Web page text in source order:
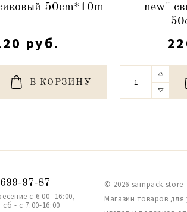
50сm*10m
руб.
В КОРЗИНУ
new"
97-87
с 6:00- 16:00,
- с 7:00-16:00
© 2026 sampack.store
Магазин товаров